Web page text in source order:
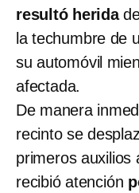
resultó herida
la techumbre de
su automóvil
afectada.
De manera
recinto se
primeros auxilios
recibió atención